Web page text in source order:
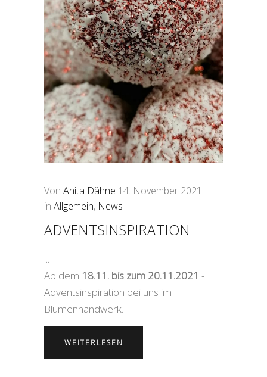
Von Anita Dähne 14. November 2021
in Allgemein, News
ADVENTSINSPIRATION
Ab dem 18.11. bis zum 20.11.2021 -
Adventsinspiration bei uns im
Blumenhandwerk.
WEITERLESEN